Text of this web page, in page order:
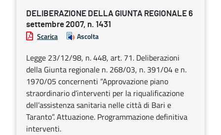
DELIBERAZIONE DELLA GIUNTA REGIONALE 6
settembre 2007, n. 1431
Scarica Ascolta
Legge 23/12/98, n. 448, art. 71. Deliberazioni
della Giunta regionale n. 268/03, n. 391/04 e n.
1970/05 concernenti “Approvazione piano
straordinario d’interventi per la riqualificazione
dell’assistenza sanitaria nelle città di Bari e
Taranto”. Attuazione. Programmazione definitiva
interventi.